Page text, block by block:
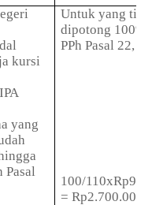
kursi
yang
Pasal
Untuk yang
dipotong
PPh Pasal 22,
100/
=